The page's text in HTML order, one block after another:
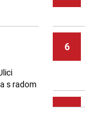
s radom
6
7